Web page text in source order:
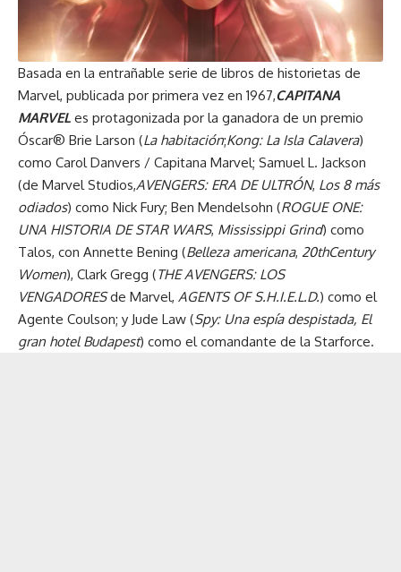
Basada en la entrañable serie de libros de historietas de
Marvel, publicada por primera vez en 1967,CAPITANA
MARVEL es protagonizada por la ganadora de un premio
Óscar® Brie Larson (La habitación;Kong: La Isla Calavera)
como Carol Danvers / Capitana Marvel; Samuel L. Jackson
(de Marvel Studios,AVENGERS: ERA DE ULTRÓN, Los 8 más
odiados) como Nick Fury; Ben Mendelsohn (ROGUE ONE:
UNA HISTORIA DE STAR WARS, Mississippi Grind) como
Talos, con Annette Bening (Belleza americana, 20thCentury
Women), Clark Gregg (THE AVENGERS: LOS
VENGADORESde Marvel, AGENTS OF S.H.I.E.L.D.) como el
Agente Coulson; y Jude Law (Spy: Una espía despistada, El
gran hotel Budapest) como el comandante de la Starforce.